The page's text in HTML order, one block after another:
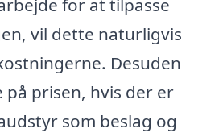
for at tilpasse
vil dette naturligvis
Desuden
prisen, hvis der er
som beslag og